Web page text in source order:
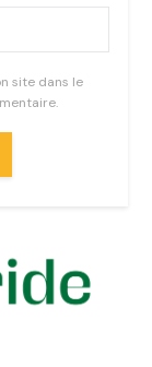
site dans le